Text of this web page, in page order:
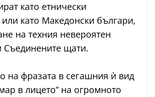
като етнически
като Македонски българи,
на техния невероятен
Съединените щати.
на фразата в сегашния ѝ вид
в лицето“ на огромното